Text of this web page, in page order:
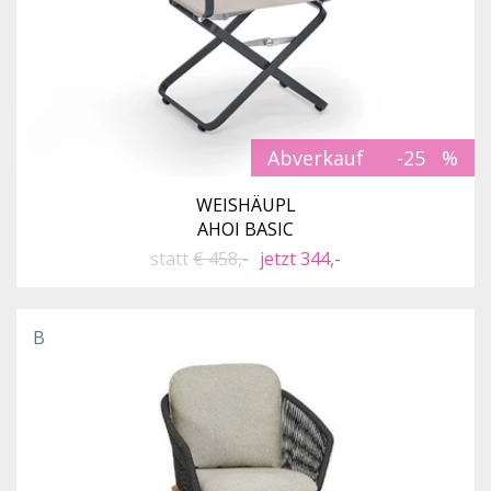
Abverkauf -25
WEISHÄUPL
AHOI BASIC
statt€ 458,- jetzt 344,-
B